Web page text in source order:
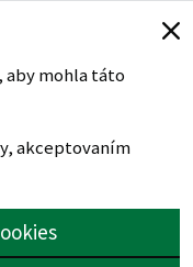
aby mohla táto
akceptovaním